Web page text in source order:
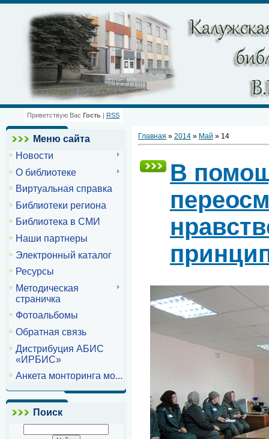
Приветствую Вас Гость | RSS
Меню сайта
Новости
О библиотеке
Виртуальная справка
Библиотеки региона
Библиотека в СМИ
Наши партнеры
Электронный каталог
Ресурсы
Методическая
страничка
Фотоальбомы
Обратная связь
Дистрибуция АБИС
«ИРБИС»
Анкета монторинга мо...
Поиск
Главная » 2014 » Май » 14
В